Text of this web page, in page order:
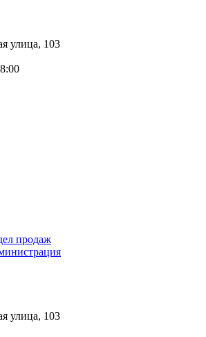
улица, 103
продаж
улица, 103